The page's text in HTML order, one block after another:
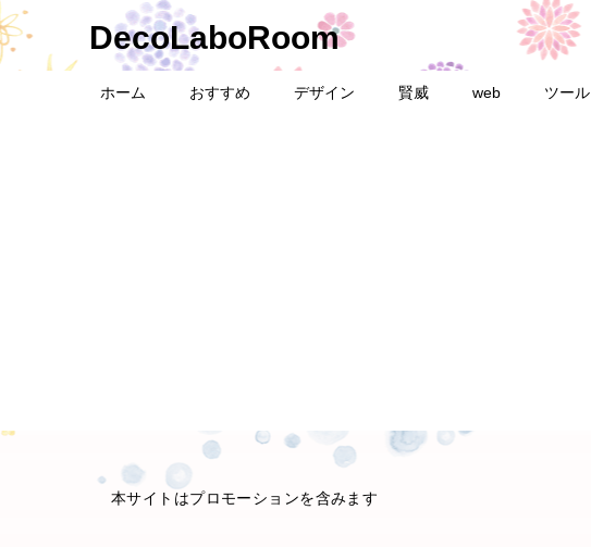
DecoLaboRoom
ホーム おすすめ デザイン 賢威 web ツール
本サイトはプロモーションを含みます